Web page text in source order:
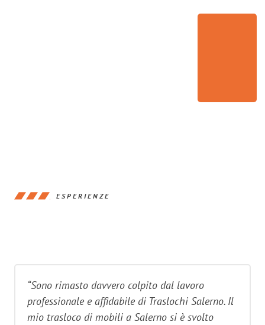
ESPERIENZE
“Sono rimasto davvero colpito dal lavoro
professionale e affidabile di Traslochi Salerno. Il
mio trasloco di mobili a Salerno si è svolto